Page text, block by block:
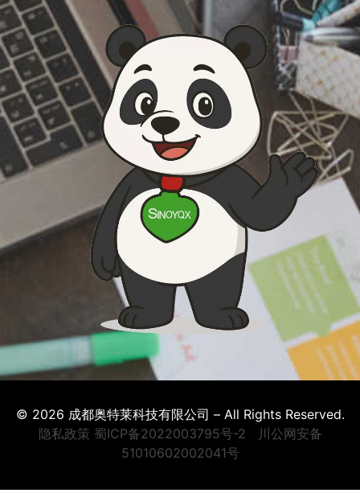
© 2026 成都奥特莱科技有限公司 – All Rights Reserved.
隐私政策 蜀ICP备2022003795号-2
川公网安备
51010602002041号